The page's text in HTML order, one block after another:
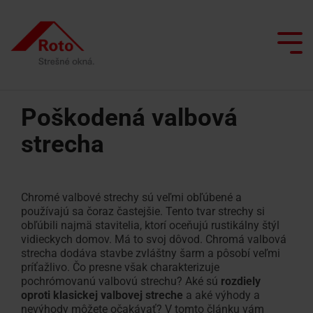
main
content.
Sme s vami
Inšpirácia
Vyhľadávač realizačných firiem
Vyžiadať
ponuku
Údržba strešných okien
Simulátor denného svetla
Kontakty
Všetky strešné okná
Kyvné
okno
Výsuvno
kyvné
okno
strechu
Okno
na
odvod
dymu
Služby
reklamačný
formulár
Dopyt
náhradných
dielov
Prečo spolupracovať s Roto?
Predajcovia
Školenie Roto
Kontaktný
partner pre
profesionálov
Poškodená valbová
strecha
Chromé valbové strechy sú veľmi obľúbené a
používajú sa čoraz častejšie. Tento tvar strechy si
obľúbili najmä stavitelia, ktorí oceňujú rustikálny štýl
vidieckych domov. Má to svoj dôvod. Chromá valbová
strecha dodáva stavbe zvláštny šarm a pôsobí veľmi
príťažlivo. Čo presne však charakterizuje
pochrómovanú valbovú strechu? Aké sú rozdiely
oproti klasickej valbovej streche a aké výhody a
nevýhody môžete očakávať? V tomto článku vám